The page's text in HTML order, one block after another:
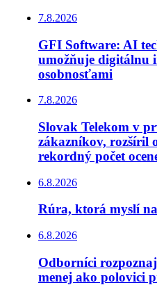
7.8.2026
GFI Software: AI
umožňuje digitálnu
osobnosťami
7.8.2026
Slovak Telekom v
zákazníkov, rozšíril
rekordný počet
6.8.2026
Rúra, ktorá myslí
6.8.2026
Odborníci
menej ako polovici